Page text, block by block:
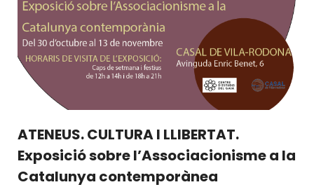
ATENEUS. CULTURA I LLIBERTAT.
Exposició sobre l’Associacionisme a la
Catalunya contemporànea